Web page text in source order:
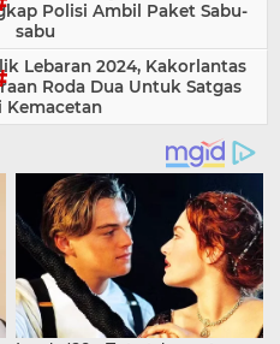
Polisi Ambil Paket Sabu-
sabu
Lebaran 2024, Kakorlantas
Roda Dua Untuk Satgas
Kemacetan